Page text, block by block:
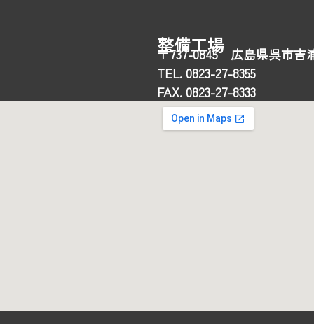
整備工場
〒737-0845 広島県呉市吉
TEL. 0823-27-8355
FAX. 0823-27-8333